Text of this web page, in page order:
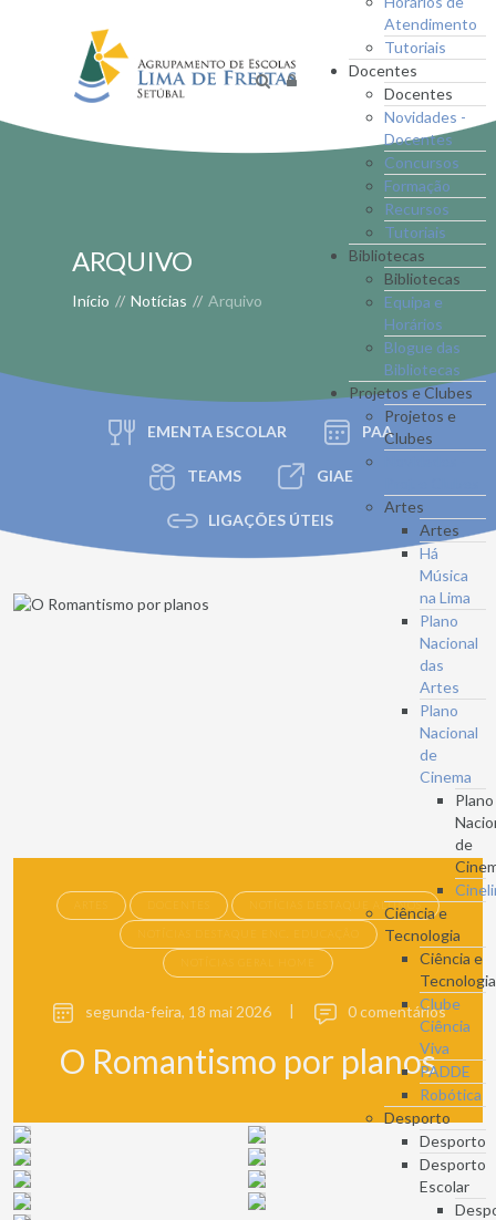
Atendimento
Tutoriais
Docentes
Docentes
Novidades -
Docentes
Concursos
Formação
Recursos
Tutoriais
Bibliotecas
Bibliotecas
Equipa e
Horários
Blogue das
Bibliotecas
Projetos e Clubes
Projetos e
Clubes
Artes
Artes
Há
Música
na Lima
Plano
Nacional
das
Artes
Plano
Nacional
de
Cinema
Plano
de
Ciência e
Tecnologia
Ciência e
Tecnologia
Clube
Ciência
Viva
PADDE
Robótica
Desporto
Desporto
Desporto
Escolar
ARQUIVO
Início // Notícias // Arquivo
EMENTA ESCOLAR PAA
TEAMS GIAE
LIGAÇÕES ÚTEIS
ARTES DOCENTES NOTÍCIAS DESTAQUE ALUNOS
NOTÍCIAS DESTAQUE ENC. EDUCAÇÃO
NOTÍCIAS GERAL HOME
segunda-feira, 18 mai 2026 | 0 comentários
O Romantismo por planos